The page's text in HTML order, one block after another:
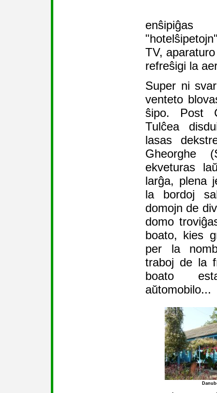
TV,
refreŝigi la
Super ni
venteto
ŝipo. Post
Tulĉea
lasas
Gheorghe
ekveturas
larĝa, plena
la bordoj
domojn de
domo
boato, kies
per la
traboj de la
boato
aŭtomobilo...